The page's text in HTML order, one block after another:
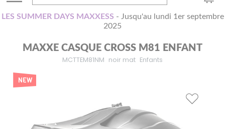
LES SUMMER DAYS MAXXESS - Jusqu'au lundi 1er septembre
2025
MAXXE CASQUE CROSS M81 ENFANT
MCTTEM81NM noir mat Enfants
NEW